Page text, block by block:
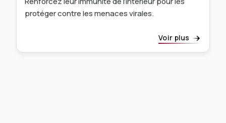
protéger contre les menaces virales.
Voir plus